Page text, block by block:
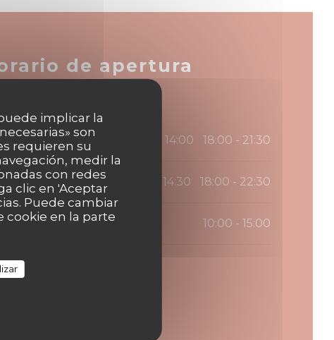
implicar la
son
requieren su
medir la
con redes
clic en 'Aceptar
Puede cambiar
cookie en la parte
de apertura
10:00 - 14:00 18:00 - 21:30
10:00 - 14:30 18:00 - 22:30
10:00 - 15:00